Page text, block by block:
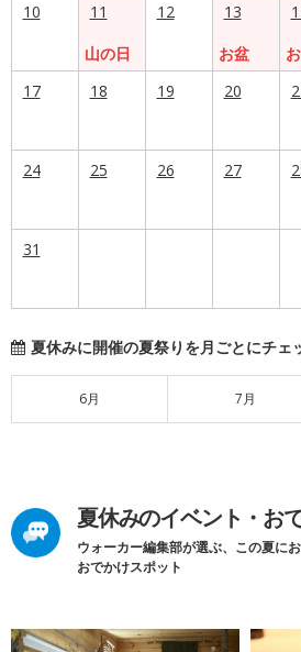
10
11
山の日
12
13
お盆
17
18 19 20
24 25 26 27
31
夏休みに開催の夏祭りを月ごとにチェ
6月 7月
夏休みのイベント・お
ウォーカー編集部が選ぶ、この夏に
おでかけスポット